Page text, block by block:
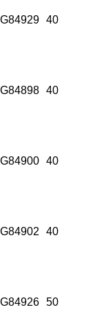
G84929 40
G84898 40
G84900 40
G84902 40
G84926 50